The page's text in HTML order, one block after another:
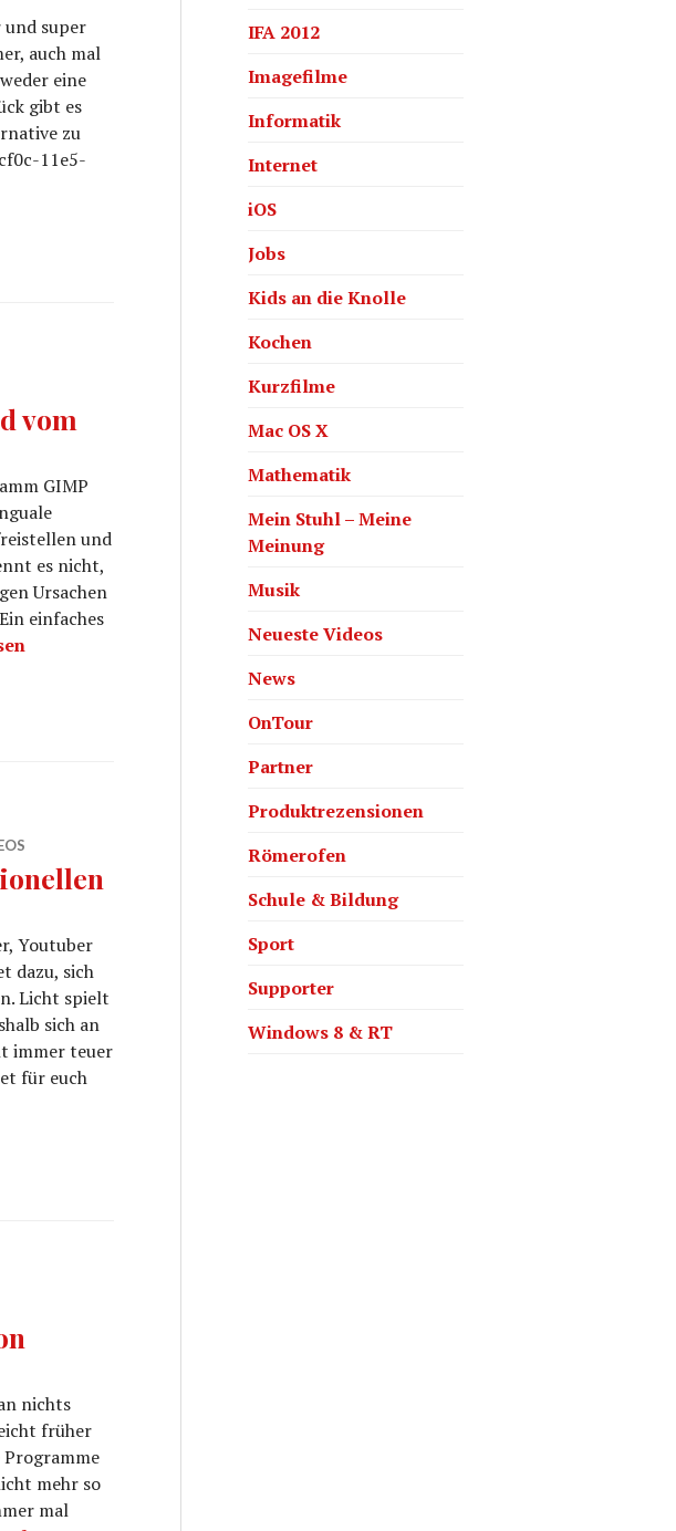
und super
auch mal
eine
gibt es
zu
11e5-
vom
GIMP
und
es nicht,
Ursachen
einfaches
umranden und vom Hintergrund abheben!
Youtuber
dazu, sich
Licht spielt
sich an
immer teuer
für euch
nichts
früher
mehr so
mal
IFA 2012
Imagefilme
Informatik
Internet
iOS
Jobs
Kids an die Knolle
Kochen
Kurzfilme
Mac OS X
Mathematik
Mein Stuhl – Meine
Meinung
Musik
Neueste Videos
News
OnTour
Partner
Produktrezensionen
Römerofen
Schule & Bildung
Sport
Supporter
Windows 8 & RT